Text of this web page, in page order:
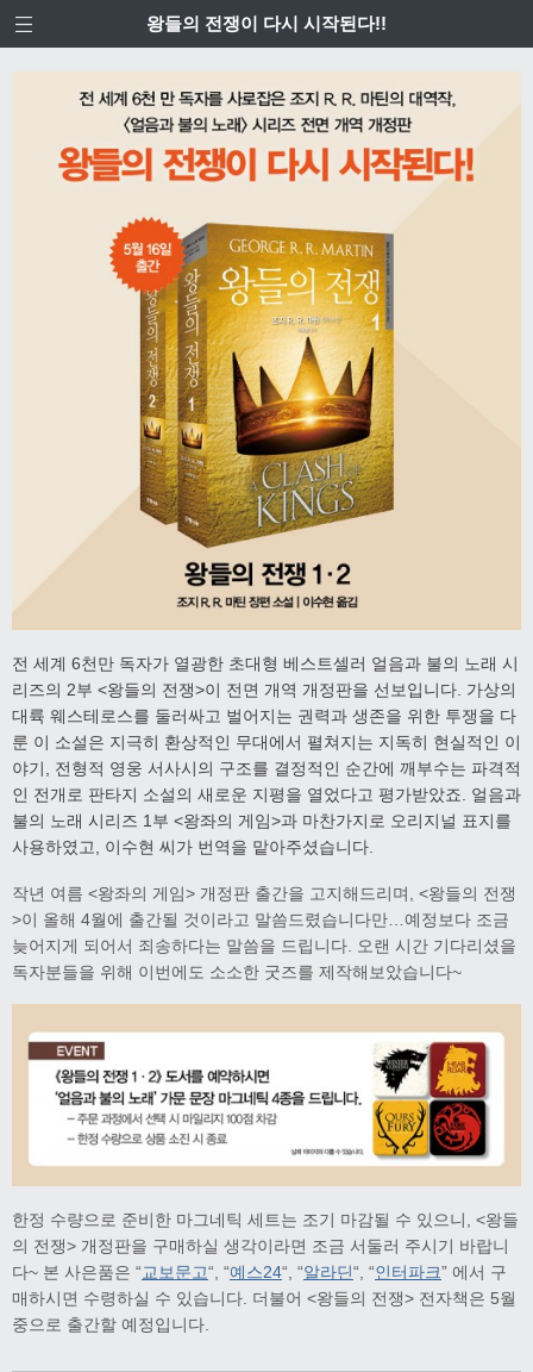
왕들의 전쟁이 다시 시작된다!!
전 세계 6천만 독자가 열광한 초대형 베스트셀러 얼음과 불의 노래 시
리즈의 2부 <왕들의 전쟁>이 전면 개역 개정판을 선보입니다. 가상의
대륙 웨스테로스를 둘러싸고 벌어지는 권력과 생존을 위한 투쟁을 다
룬 이 소설은 지극히 환상적인 무대에서 펼쳐지는 지독히 현실적인 이
야기, 전형적 영웅 서사시의 구조를 결정적인 순간에 깨부수는 파격적
인 전개로 판타지 소설의 새로운 지평을 열었다고 평가받았죠. 얼음과
불의 노래 시리즈 1부 <왕좌의 게임>과 마찬가지로 오리지널 표지를
사용하였고, 이수현 씨가 번역을 맡아주셨습니다.
작년 여름 <왕좌의 게임> 개정판 출간을 고지해드리며, <왕들의 전쟁
>이 올해 4월에 출간될 것이라고 말씀드렸습니다만…예정보다 조금
늦어지게 되어서 죄송하다는 말씀을 드립니다. 오랜 시간 기다리셨을
독자분들을 위해 이번에도 소소한 굿즈를 제작해보았습니다~
한정 수량으로 준비한 마그네틱 세트는 조기 마감될 수 있으니, <왕들
의 전쟁> 개정판을 구매하실 생각이라면 조금 서둘러 주시기 바랍니
다~ 본 사은품은 “교보문고“, “예스24“, “알라딘“, “인터파크” 에서 구
매하시면 수령하실 수 있습니다. 더불어 <왕들의 전쟁> 전자책은 5월
중으로 출간할 예정입니다.